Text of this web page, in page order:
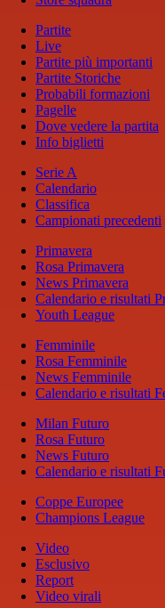
Partite
Live
Partite più importanti
Partite Storiche
Probabili formazioni
Pagelle
Dove vedere la partita
Info biglietti
Serie A
Calendario
Classifica
Campionati precedenti
Primavera
Rosa Primavera
News Primavera
Calendario e risultati
Youth League
Femminile
Rosa Femminile
News Femminile
Calendario e risultati
Milan Futuro
Rosa Futuro
News Futuro
Calendario e risultati
Coppe Europee
Champions League
Video
Esclusivo
Report
Video virali